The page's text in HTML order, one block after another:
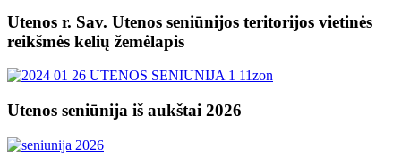
Utenos r. Sav. Utenos seniūnijos teritorijos vietinės
reikšmės kelių žemėlapis
Utenos seniūnija iš aukštai 2026